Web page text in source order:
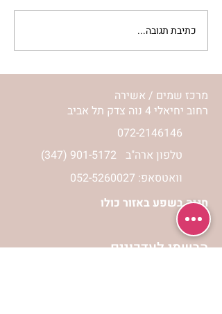
מתגעגעות לבית המפגש,
השיעור לתשעה באב | הר'
ימימה מזרחי
כתיבת תגובה...
מרכז שמים / אשירה
רחוב יחיאלי 4 נוה צדק תל אביב
072-2146146
(347) 901-5172 טלפון ארה"ב
וואטסאפ: 052-5260027
חניה בשפע באזור כולו
הרשמי לעדכונים